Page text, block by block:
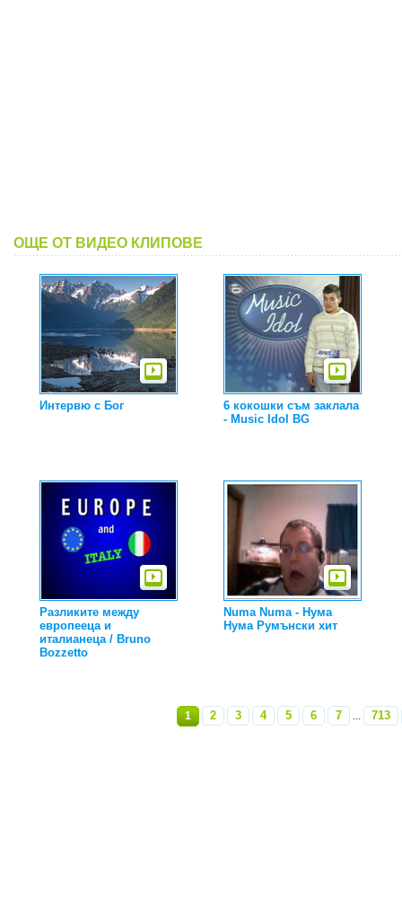
ОЩЕ ОТ ВИДЕО КЛИПОВЕ
Интервю с Бог
6 кокошки съм заклала
- Music Idol BG
Разликите между
европееца и
италианеца / Bruno
Bozzetto
Numa Numa - Нума
Нума Румънски хит
1 2 3 4 5 6 7 ... 713»